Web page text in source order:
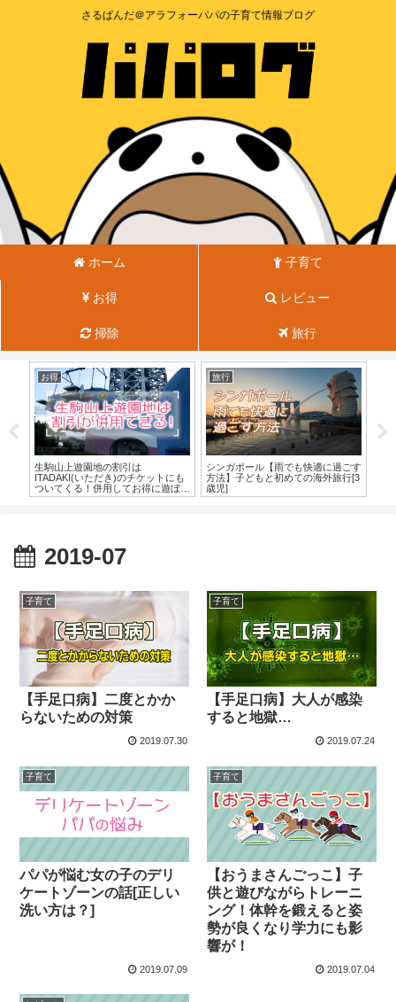
さるぱんだ＠アラフォーパパの子育て情報ブログ
ホーム 子育て
お得 レビュー
掃除 旅行
お得
生駒山上遊園地の割引は
ITADAKI(いただき)のチケットにも
ついてくる！併用してお得に遊ぼ
う。
旅行
シンガポール【雨でも快適に過ごす
方法】子どもと初めての海外旅行[3
歳児]
2019-07
子育て
【手足口病】二度とかか
らないための対策
2019.07.30
子育て
【手足口病】大人が感染
すると地獄…
2019.07.24
子育て
パパが悩む女の子のデリ
ケートゾーンの話[正しい
洗い方は？]
2019.07.09
子育て
【おうまさんごっこ】子
供と遊びながらトレーニ
ング！体幹を鍛えると姿
勢が良くなり学力にも影
響が！
2019.07.04